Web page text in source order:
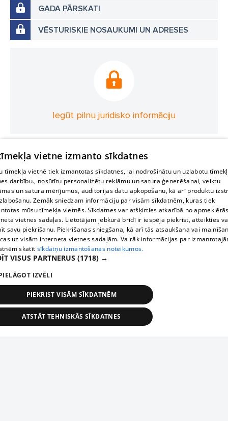
GADA PĀRSKATI
VĒSTURISKIE NOSAUKUMI UN ADRESES
Iegūt pilnu juridisko informāciju
vietne izmanto sīkdatnes
tīmekļa vietnē tiek izmantotas sīkdatnes, lai nodrošinātu un uzlabotu
darbību., nosūtītu personalizētu reklāmu un satura ģenerēšanai, veiktu
un satura mērījumus, auditorijas datu apkopošanu, kā arī produktu
Zemāk sniedzam informāciju par visām sīkdatnēm, kuras tiek
mūsu tīmekļa vietnēs. Sīkdatnes var atšķirties atkarībā no
vietnes sadaļas. Lietotājam jebkurā brīdī ir iespēja piekrist, atteikties
savu piekrišanu. Piekrišanas sniegšana, kā arī tās atsaukšana vai
uz visām interneta vietnes sadaļām. Vairāk informācijas par
skatīt sīkdatņu izmantošanas noteikumos.
VISUS PARTNERUS (1718) →
IZVĒLI
PIEKRIST VISĀM SĪKDATNĒM
ATSTĀT TEHNISKĀS SĪKDATNES